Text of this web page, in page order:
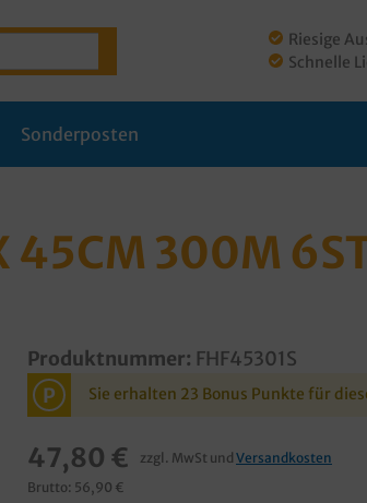
Riesige
Schnelle
Sonderposten
45CM 300M
Produktnummer: FHF45301S
P Sie erhalten 23 Bonus Punkte für
47,80 € zzgl. MwSt und Versandkosten
Brutto: 56,90 €